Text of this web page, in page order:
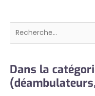
Rechercher
Dans la